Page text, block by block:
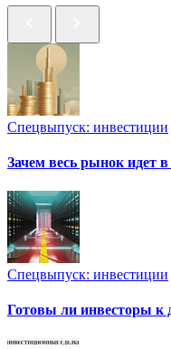
Спецвыпуск: инвестиции
Зачем весь рынок идет
Спецвыпуск: инвестиции
Готовы ли инвесторы к